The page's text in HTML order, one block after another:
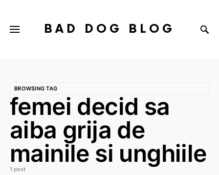
BAD DOG BLOG
BROWSING TAG
femei decid sa
aiba grija de
mainile si unghiile
1 post